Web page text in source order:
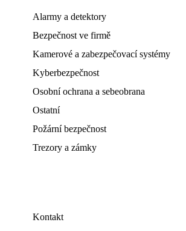
Alarmy a detektory
Bezpečnost ve firmě
Kamerové a zabezpečovací systémy
Kyberbezpečnost
Osobní ochrana a sebeobrana
Ostatní
Požární bezpečnost
Trezory a zámky
Kontakt